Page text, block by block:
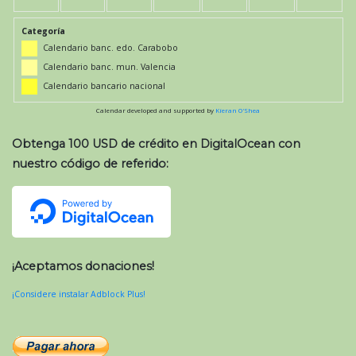
Categoría
Calendario banc. edo. Carabobo
Calendario banc. mun. Valencia
Calendario bancario nacional
Calendar developed and supported by Kieran O'Shea
Obtenga 100 USD de crédito en DigitalOcean con
nuestro código de referido:
¡Aceptamos donaciones!
¡Considere instalar Adblock Plus!